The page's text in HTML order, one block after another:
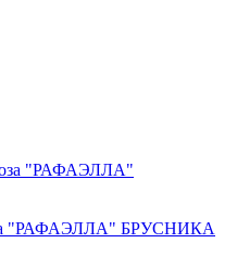
"РАФАЭЛЛА" БРУСНИКА